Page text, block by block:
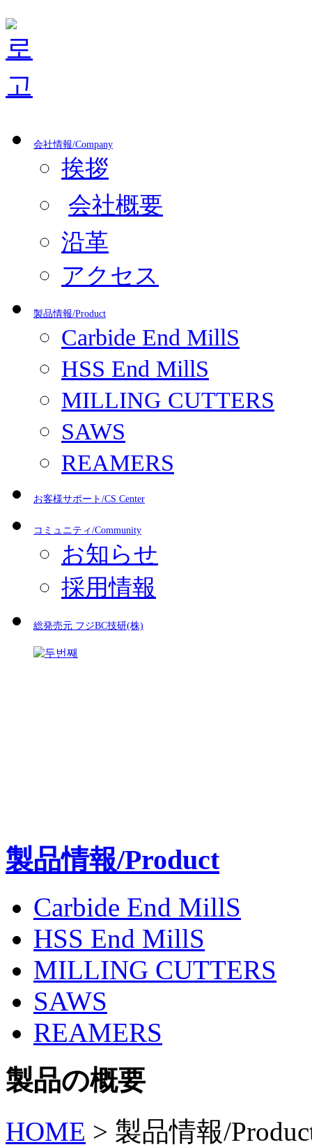
会社情報/Company
挨拶
会社概要
沿革
アクセス
製品情報/Product
Carbide End MillS
HSS End MillS
MILLING CUTTERS
SAWS
REAMERS
お客様サポート/CS Center
コミュニティ/Community
お知らせ
採用情報
総発売元 フジBC技研(株)
製品情報/Product
Carbide End MillS
HSS End MillS
MILLING CUTTERS
SAWS
REAMERS
製品の概要
HOME > 製品情報/